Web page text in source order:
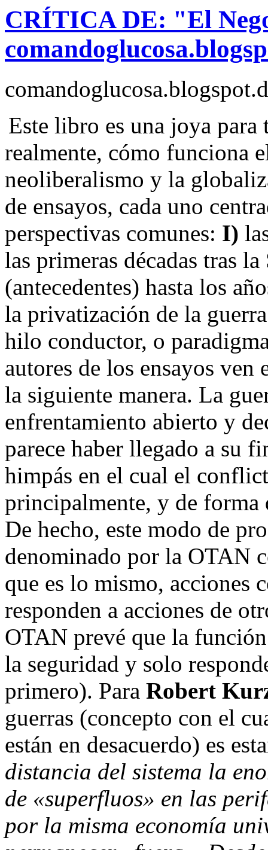
CRÍTICA DE: "El
Este libro es una joya para
realmente, cómo funciona
neoliberalismo y la
de ensayos, cada uno
perspectivas comunes: I)
las primeras décadas tras
(antecedentes) hasta los
la privatización de la
hilo conductor, o
autores de los ensayos
la siguiente manera. La
enfrentamiento abierto y
parece haber llegado a su
himpás en el cual el
principalmente, y de forma
De hecho, este modo de
denominado por la OTAN
que es lo mismo, acciones
responden a acciones de
OTAN prevé que la
la seguridad y solo
primero). Para Robert
guerras (concepto con el
están en desacuerdo) es
distancia del sistema la
de «superfluos» en las
por la misma economía